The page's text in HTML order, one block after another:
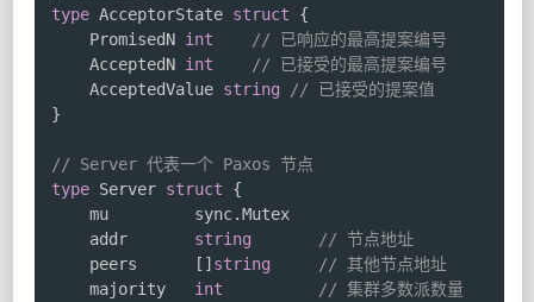
type AcceptorState struct
{
	PromisedN
int
// 已响应的最高提案编号
	AcceptedN
int
// 已接受的最高提案编号
	AcceptedValue
string
// 已接受的提案值
}
// Server 代表一个 Paxos 节点
type Server struct
{
	mu         sync
.Mutex
	addr
string
// 节点地址
	peers
[ ] string
// 其他节点地址
	majority
int // 集群多数派数量